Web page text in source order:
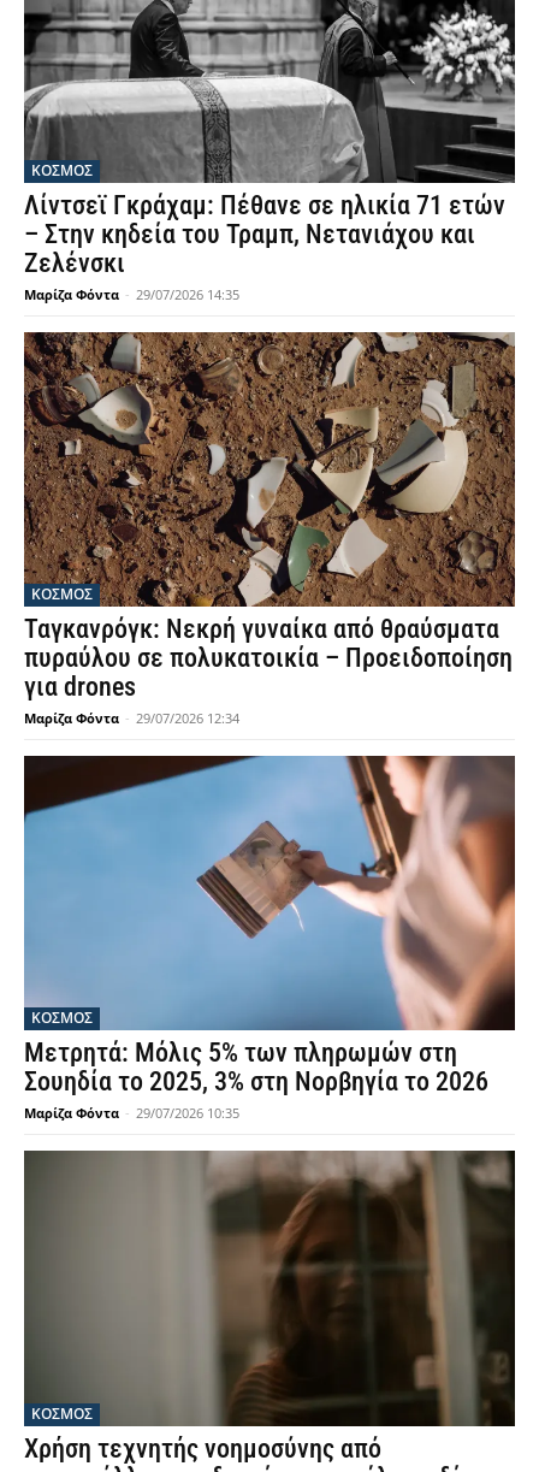
ΚΟΣΜΟΣ
Λίντσεϊ Γκράχαμ: Πέθανε σε ηλικία 71 ετών
– Στην κηδεία του Τραμπ, Νετανιάχου και
Ζελένσκι
Μαρίζα Φόντα - 29/07/2026 14:35
ΚΟΣΜΟΣ
Ταγκανρόγκ: Νεκρή γυναίκα από θραύσματα
πυραύλου σε πολυκατοικία – Προειδοποίηση
για drones
Μαρίζα Φόντα - 29/07/2026 12:34
ΚΟΣΜΟΣ
Μετρητά: Μόλις 5% των πληρωμών στη
Σουηδία το 2025, 3% στη Νορβηγία το 2026
Μαρίζα Φόντα - 29/07/2026 10:35
ΚΟΣΜΟΣ
Χρήση τεχνητής νοημοσύνης από